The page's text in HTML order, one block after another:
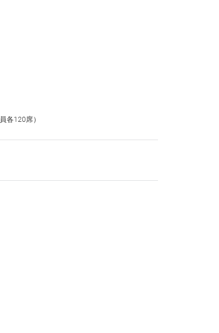
各120席）